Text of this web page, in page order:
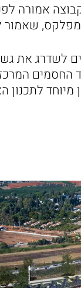
אמורה
שאמור
לשדרג את
החסמים
לתכנון